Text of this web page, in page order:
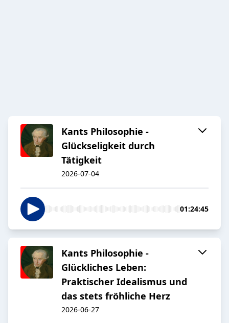
Kants Philosophie -
Glückseligkeit durch
Tätigkeit
2026-07-04
01:24:45
Kants Philosophie -
Glückliches Leben:
Praktischer Idealismus und
das stets fröhliche Herz
2026-06-27